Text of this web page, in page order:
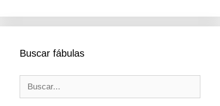
Buscar fábulas